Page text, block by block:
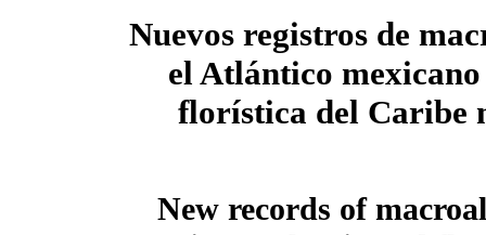
Nuevos registros de
el Atlántico
florística del Caribe
New records of